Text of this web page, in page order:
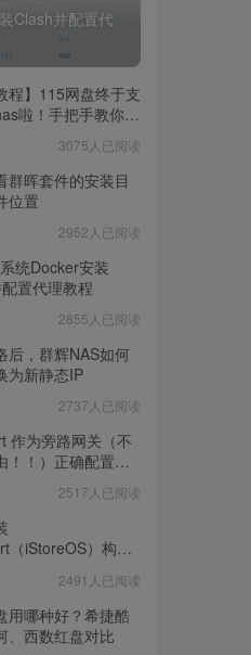
Clash并配置代
程】115网盘终于支
啦！手把手教你群
3075人已阅读
群晖套件的安装目
位置
2952人已阅读
统Docker安装
置代理教程
2855人已阅读
后，群辉NAS如何
为新静态IP
2737人已阅读
作为旁路网关（不
！！）正确配置方
能测试 —— 破解迷思
2517人已阅读
（iStoreOS）构建
2491人已阅读
用哪种好？希捷酷
、西数红盘对比
Clash并配置代
程】115网盘终于支
啦！手把手教你群
安装115网
群晖套件的安装目
位置
2952人已阅读
统Docker安装
置代理教程
2855人已阅读
后，群辉NAS如何
为新静态IP
2737人已阅读
作为旁路网关（不
！！）正确配置方
测试 —— 破解迷思
2517人已阅读
（iStoreOS）构建
置
2491人已阅读